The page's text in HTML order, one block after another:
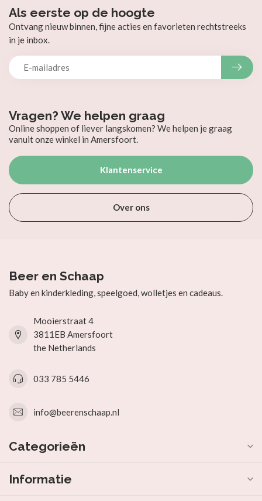
Vragen? We helpen graag
Online shoppen of liever langskomen? We helpen je graag
vanuit onze winkel in Amersfoort.
Klantenservice
Over ons
Als eerste op de hoogte
Ontvang nieuw binnen, fijne acties en favorieten rechtstreeks
in je inbox.
Beer en Schaap
Baby en kinderkleding, speelgoed, wolletjes en cadeaus.
Mooierstraat 4
3811EB Amersfoort
the Netherlands
033 785 5446
info@beerenschaap.nl
Categorieën
Informatie